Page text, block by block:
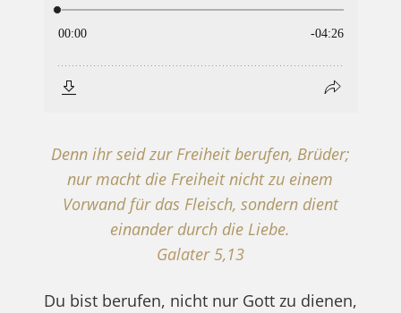
Denn ihr seid zur Freiheit berufen, Brüder;
nur macht die Freiheit nicht zu einem
Vorwand für das Fleisch, sondern dient
einander durch die Liebe.
Galater 5,13
Du bist berufen, nicht nur Gott zu dienen,